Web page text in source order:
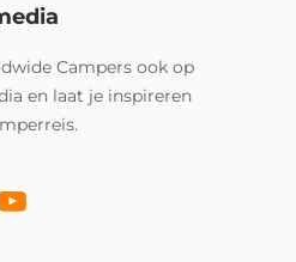
Campers ook op
en laat je inspireren